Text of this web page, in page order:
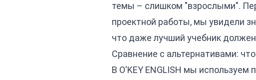
темы – слишком "взрослыми".
проектной работы, мы увидели
что даже лучший учебник
Сравнение с альтернативами:
В O'KEY ENGLISH мы